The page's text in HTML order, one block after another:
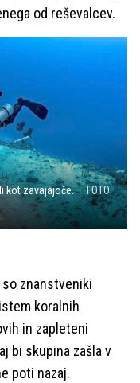
od reševalcev.
kot zavajajoče.
FOTO:
so znanstveniki
koralnih
in zapleteni
bi skupina zašla v
poti nazaj.